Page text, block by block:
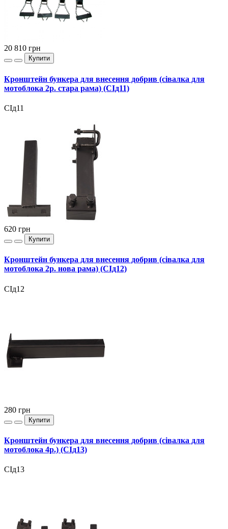
20 810 грн
Купити
Кронштейн бункера для внесення добрив (сівалка для
мотоблока 2р. стара рама) (СІд11)
СІд11
620 грн
Купити
Кронштейн бункера для внесення добрив (сівалка для
мотоблока 2р. нова рама) (СІд12)
СІд12
280 грн
Купити
Кронштейн бункера для внесення добрив (сівалка для
мотоблока 4р.) (СІд13)
СІд13